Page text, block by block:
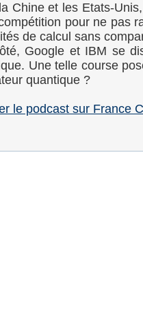
Chine et les Etats-
pour ne pas
de calcul sans
Google et IBM se
Une telle course
quantique ?
le podcast sur France